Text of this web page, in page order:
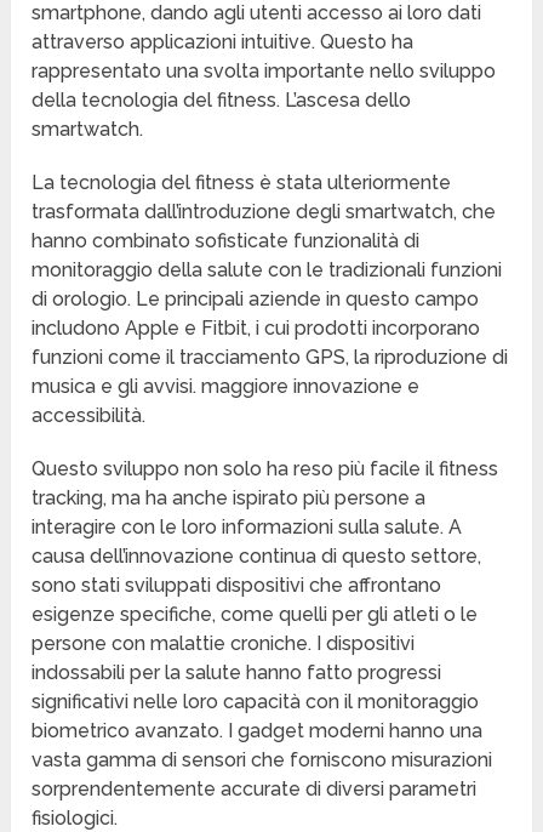
smartphone, dando agli utenti accesso ai loro dati
attraverso applicazioni intuitive. Questo ha
rappresentato una svolta importante nello sviluppo
della tecnologia del fitness. L’ascesa dello
smartwatch.
La tecnologia del fitness è stata ulteriormente
trasformata dall’introduzione degli smartwatch, che
hanno combinato sofisticate funzionalità di
monitoraggio della salute con le tradizionali funzioni
di orologio. Le principali aziende in questo campo
includono Apple e Fitbit, i cui prodotti incorporano
funzioni come il tracciamento GPS, la riproduzione di
musica e gli avvisi. maggiore innovazione e
accessibilità.
Questo sviluppo non solo ha reso più facile il fitness
tracking, ma ha anche ispirato più persone a
interagire con le loro informazioni sulla salute. A
causa dell’innovazione continua di questo settore,
sono stati sviluppati dispositivi che affrontano
esigenze specifiche, come quelli per gli atleti o le
persone con malattie croniche. I dispositivi
indossabili per la salute hanno fatto progressi
significativi nelle loro capacità con il monitoraggio
biometrico avanzato. I gadget moderni hanno una
vasta gamma di sensori che forniscono misurazioni
sorprendentemente accurate di diversi parametri
fisiologici.